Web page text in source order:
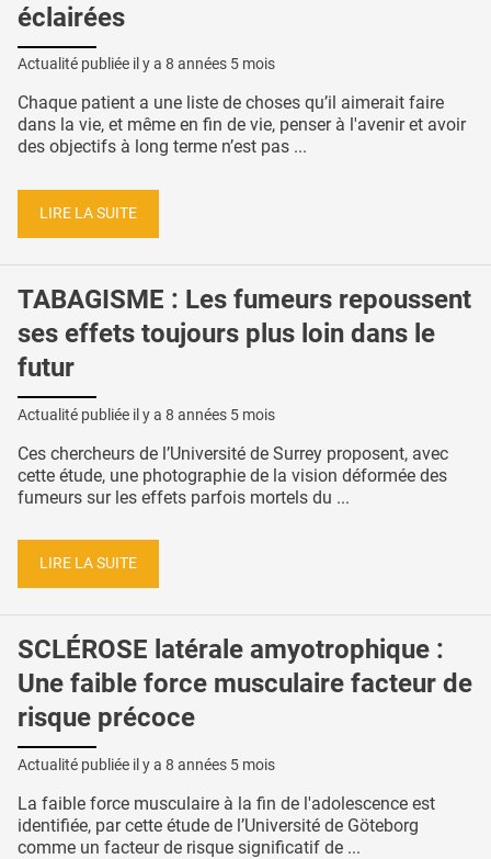
éclairées
Actualité publiée il y a 8 années 5 mois
Chaque patient a une liste de choses qu’il aimerait faire
dans la vie, et même en fin de vie, penser à l'avenir et avoir
des objectifs à long terme n’est pas ...
LIRE LA SUITE
TABAGISME : Les fumeurs repoussent
ses effets toujours plus loin dans le
futur
Actualité publiée il y a 8 années 5 mois
Ces chercheurs de l’Université de Surrey proposent, avec
cette étude, une photographie de la vision déformée des
fumeurs sur les effets parfois mortels du ...
LIRE LA SUITE
SCLÉROSE latérale amyotrophique :
Une faible force musculaire facteur de
risque précoce
Actualité publiée il y a 8 années 5 mois
La faible force musculaire à la fin de l'adolescence est
identifiée, par cette étude de l’Université de Göteborg
comme un facteur de risque significatif de ...